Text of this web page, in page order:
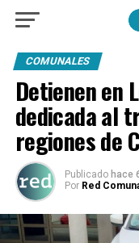
COMUNALES
Detienen en
dedicada al
regiones de
Publicado hace
Por Red